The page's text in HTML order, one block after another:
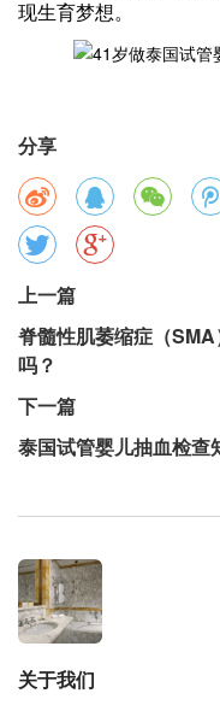
现生育梦想。
分享
上一篇
脊髓性肌萎缩症（
吗？
下一篇
泰国试管婴儿抽血检查
关于我们